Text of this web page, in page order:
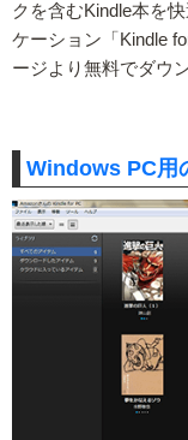
クを含むKindle本を
ケーション「Kindle
ージより無料でダウ
Windows PC用